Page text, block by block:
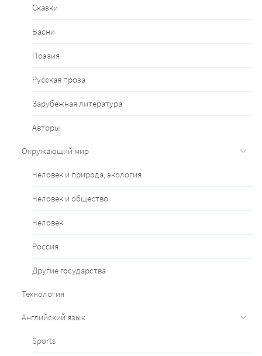
Сказки
Басни
Поэзия
Русская проза
Зарубежная литература
Авторы
Окружающий мир
Человек и природа, экология
Человек и общество
Человек
Россия
Другие государства
Технология
Английский язык
Sports